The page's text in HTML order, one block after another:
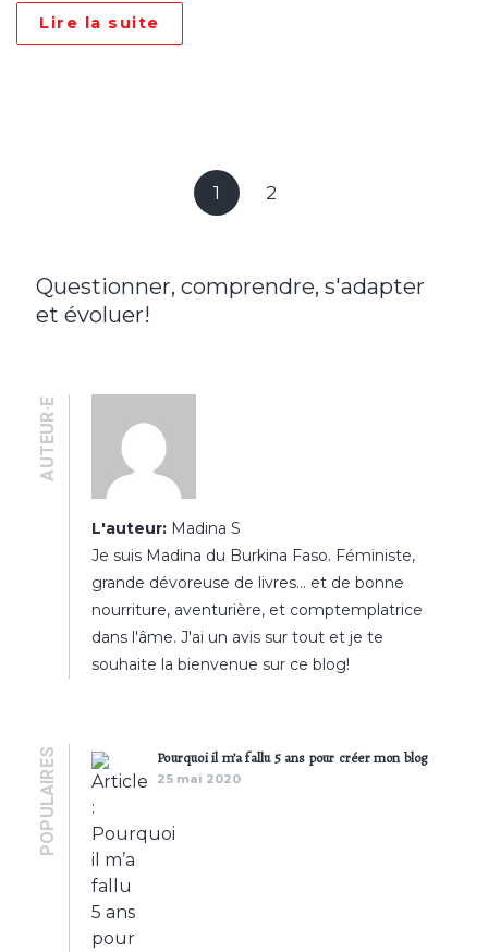
Lire la suite
1 2
Questionner, comprendre, s'adapter
et évoluer!
AUTEUR·E
L'auteur: Madina S
Je suis Madina du Burkina Faso. Féministe,
grande dévoreuse de livres… et de bonne
nourriture, aventurière, et comptemplatrice
dans l'âme. J'ai un avis sur tout et je te
souhaite la bienvenue sur ce blog!
POPULAIRES Pourquoi il m’a fallu 5 ans pour créer mon blog
25 mai 2020